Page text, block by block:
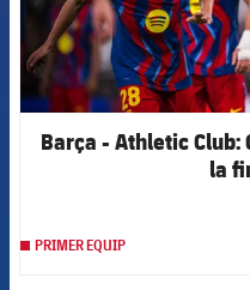
Barça - Athletic
la
PRIMER EQUIP